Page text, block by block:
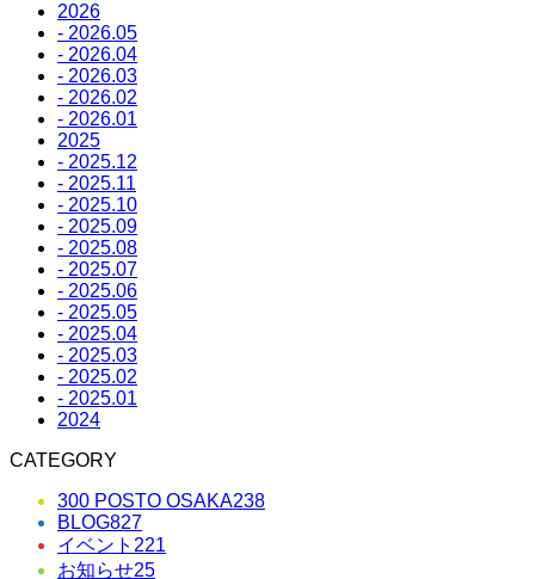
2026
- 2026.05
- 2026.04
- 2026.03
- 2026.02
- 2026.01
2025
- 2025.12
- 2025.11
- 2025.10
- 2025.09
- 2025.08
- 2025.07
- 2025.06
- 2025.05
- 2025.04
- 2025.03
- 2025.02
- 2025.01
2024
CATEGORY
300 POSTO OSAKA238
BLOG827
イベント 221
お知らせ25